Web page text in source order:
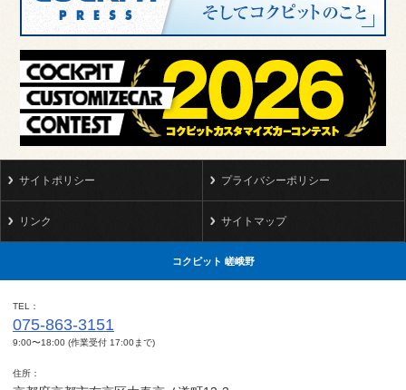
サイトポリシー プライバシーポリシー
リンク サイトマップ
コクピット 嵯峨野
TEL
075-863-3151
9:00〜18:00 (作業受付 17:00まで)
住所